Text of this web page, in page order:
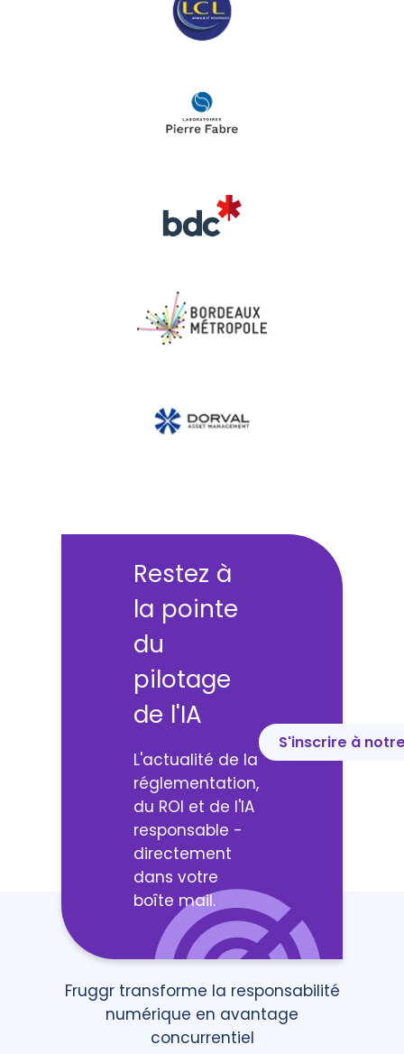
Restez à
la pointe
du
pilotage
de l'IA
L'actualité de la
réglementation,
du ROI et de l'IA
responsable -
directement
dans votre
boîte mail.
S'inscrire à
Fruggr transforme la responsabilité
numérique en avantage
concurrentiel